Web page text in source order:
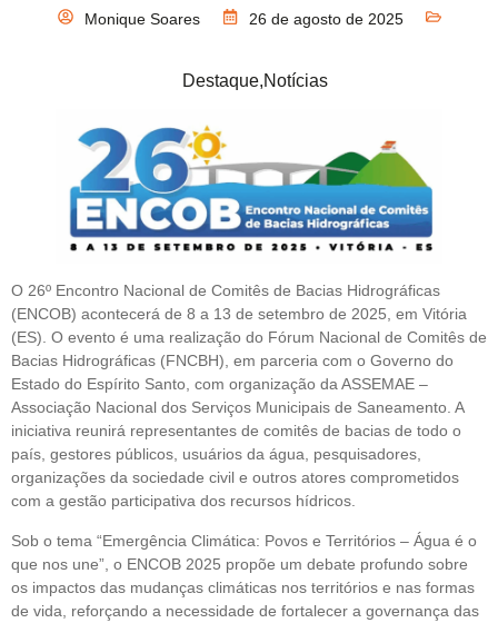
Monique Soares 26 de agosto de 2025
Destaque,Notícias
O 26º Encontro Nacional de Comitês de Bacias Hidrográficas
(ENCOB) acontecerá de 8 a 13 de setembro de 2025, em Vitória
(ES). O evento é uma realização do Fórum Nacional de Comitês de
Bacias Hidrográficas (FNCBH), em parceria com o Governo do
Estado do Espírito Santo, com organização da ASSEMAE –
Associação Nacional dos Serviços Municipais de Saneamento. A
iniciativa reunirá representantes de comitês de bacias de todo o
país, gestores públicos, usuários da água, pesquisadores,
organizações da sociedade civil e outros atores comprometidos
com a gestão participativa dos recursos hídricos.
Sob o tema “Emergência Climática: Povos e Territórios – Água é o
que nos une”, o ENCOB 2025 propõe um debate profundo sobre
os impactos das mudanças climáticas nos territórios e nas formas
de vida, reforçando a necessidade de fortalecer a governança das